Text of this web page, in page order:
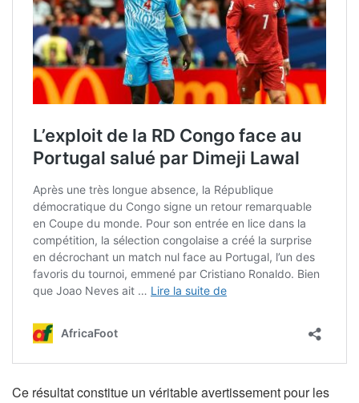
Ce résultat constitue un véritable avertissement pour les